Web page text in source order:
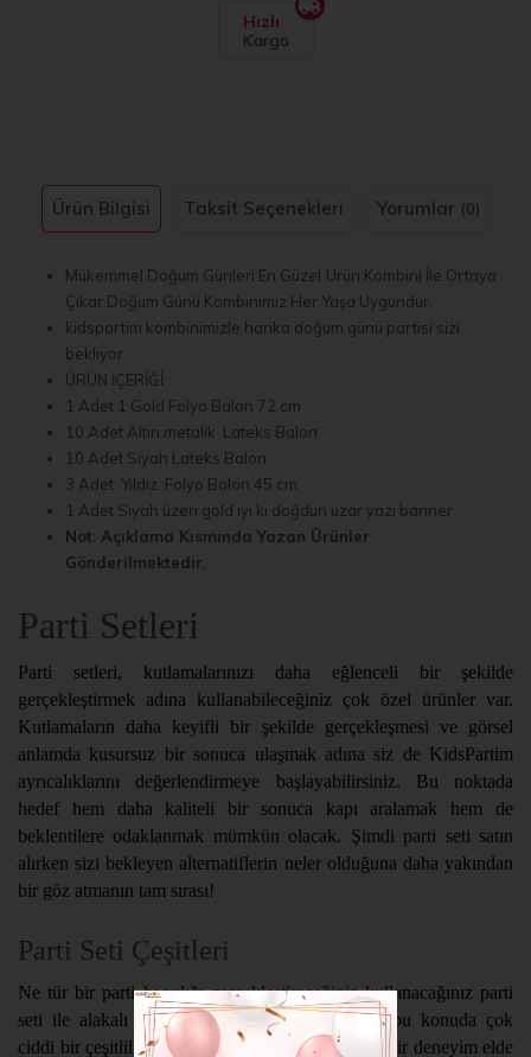
Hızlı
Kargo
Ürün Bilgisi Taksit Seçenekleri Yorumlar (0)
Mükemmel Doğum Günleri En Güzel Ürün Kombini İle Ortaya
Çıkar,Doğum Günü Kombinimiz Her Yaşa Uygundur.
kidspartim kombinimizle harika doğum günü partisi sizi
bekliyor.
ÜRÜN İÇERİĞİ :
1 Adet 1 Gold Folyo Balon 72 cm
10 Adet Altın metalik Lateks Balon
10 Adet Siyah Lateks Balon
3 Adet Yıldız Folyo Balon 45 cm
1 Adet Siyah üzeri gold iyi ki doğdun uzar yazı banner
Not: Açıklama Kısmında Yazan Ürünler
Gönderilmektedir.
Parti Setleri
Parti setleri, kutlamalarınızı daha eğlenceli bir şekilde
gerçekleştirmek adına kullanabileceğiniz çok özel ürünler var.
Kutlamaların daha keyifli bir şekilde gerçekleşmesi ve görsel
anlamda kusursuz bir sonuca ulaşmak adına siz de KidsPartim
ayrıcalıklarını değerlendirmeye başlayabilirsiniz. Bu noktada
hedef hem daha kaliteli bir sonuca kapı aralamak hem de
beklentilere odaklanmak mümkün olacak. Şimdi parti seti satın
alırken sizi bekleyen alternatiflerin neler olduğuna daha yakından
bir göz atmanın tam sırası!
Parti Seti Çeşitleri
Ne tür bir parti hazırlığı gerçekleştireceğiniz kullanacağınız parti
seti ile alakalı belirleyici olacaktır. KidsPartim bu konuda çok
ciddi bir çeşitlilik sunarken ihtiyaçlarınıza uygun bir deneyim elde